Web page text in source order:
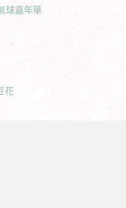
球嘉年華
花